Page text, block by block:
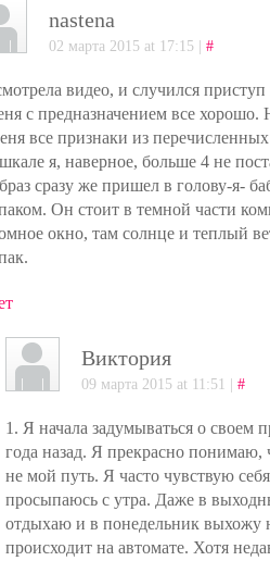
nastena
02 марта 2015 at 17:15 | #
видео, и случился приступ
с предназначением все хорошо.
все признаки из перечисленных
я, наверное, больше 4 не
сразу же пришел в голову-я-
Он стоит в темной части
окно, там солнце и теплый
Виктория
09 марта 2015 at 11:51 | #
1. Я начала задумываться о своем
года назад. Я прекрасно понимаю,
не мой путь. Я часто чувствую
просыпаюсь с утра. Даже в
отдыхаю и в понедельник выхожу
происходит на автомате. Хотя